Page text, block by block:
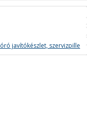
javítókészlet, szervizpille